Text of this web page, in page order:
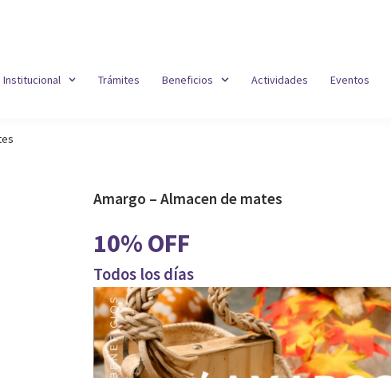
Institucional Trámites Beneficios Actividades Eventos
Amargo – Almacen de mates
10% OFF
Todos los días